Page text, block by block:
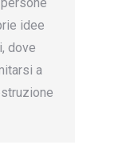
idee
dove
a